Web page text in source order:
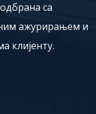
са
ажурирањем и
клијенту.